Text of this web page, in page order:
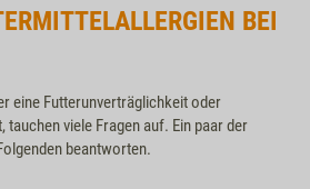
BEI
eine Futterunverträglichkeit oder
viele Fragen auf. Ein paar der
beantworten.